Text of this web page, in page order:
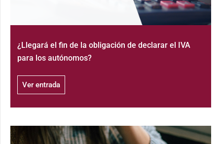
¿Llegará el fin de la obligación de declarar el IVA
para los autónomos?
Ver entrada